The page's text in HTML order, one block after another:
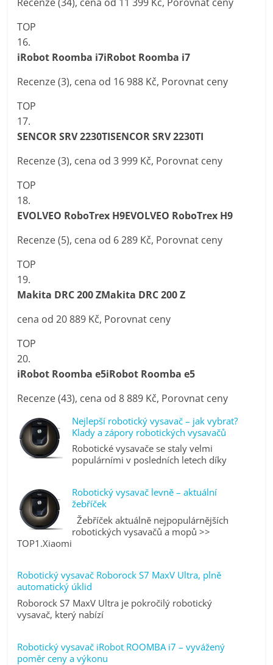
TOP
16.
iRobot Roomba i7iRobot Roomba i7
Recenze (3), cena od 16 988 Kč, Porovnat ceny
TOP
17.
SENCOR SRV 2230TISENCOR SRV 2230TI
Recenze (3), cena od 3 999 Kč, Porovnat ceny
TOP
18.
EVOLVEO RoboTrex H9EVOLVEO RoboTrex H9
Recenze (5), cena od 6 289 Kč, Porovnat ceny
TOP
19.
Makita DRC 200 ZMakita DRC 200 Z
cena od 20 889 Kč, Porovnat ceny
TOP
20.
iRobot Roomba e5iRobot Roomba e5
Recenze (43), cena od 8 889 Kč, Porovnat ceny
Nejlepší robotický vysavač – jak vybrat?
Klady a zápory robotických vysavačů
Robotické vysavače se staly velmi
populárními v posledních letech díky
Robotický vysavač levně – aktuální
žebříček
Žebříček aktuálně nejpopulárnějších
robotických vysavačů a mopů >>
TOP1.Xiaomi
Robotický vysavač Roborock S7 MaxV Ultra, plně
automatický úklid
Roborock S7 MaxV Ultra je pokročilý robotický
vysavač, který nabízí
Robotický vysavač iRobot ROOMBA i7 – vyvážený
poměr ceny a výkonu